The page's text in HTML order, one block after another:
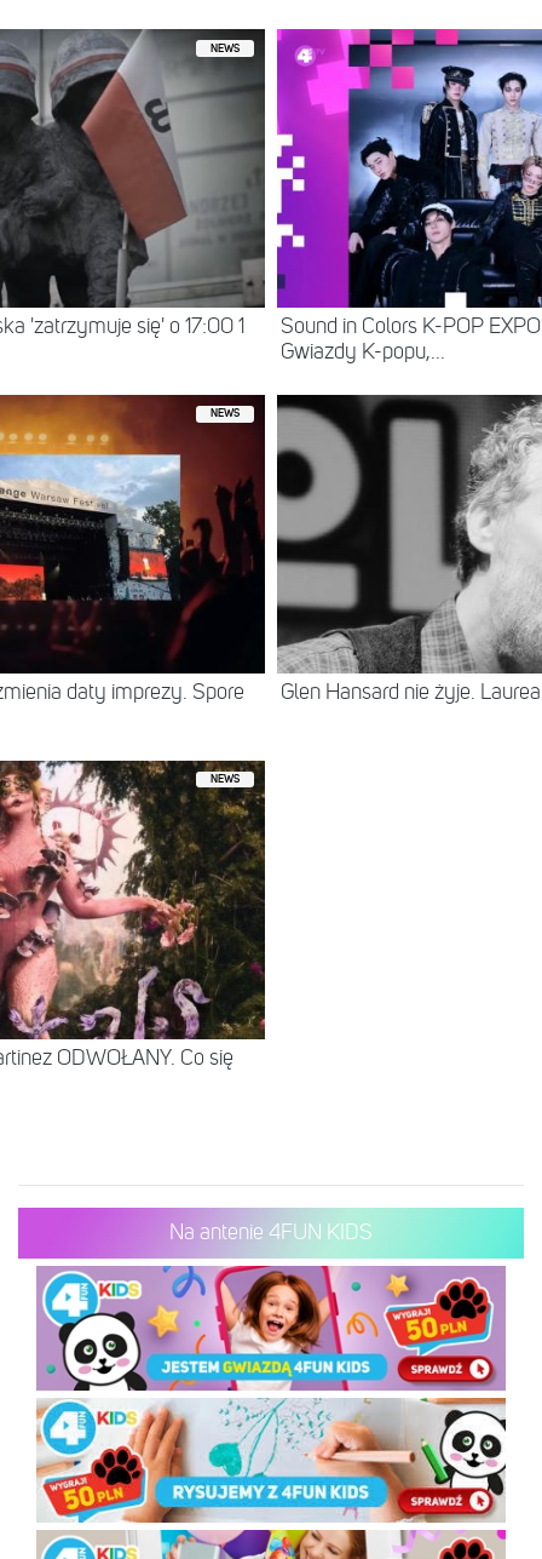
NEWS
'zatrzymuje się' o 17:00 1
Sound in Colors K-POP
Gwiazdy K-popu,...
NEWS
daty imprezy. Spore Glen Hansard nie żyje.
NEWS
ODWOŁANY. Co się
Na antenie 4FUN KIDS